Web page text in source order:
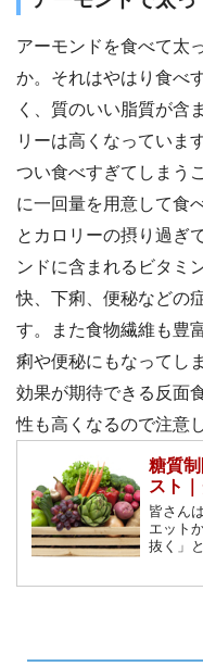
アーモンドを食べて太
か。それはやはり食べ
く、質のいい脂質が含
リーは高くなっていま
つい食べすぎてしまう
に一回量を用意して食
とカロリーの摂り過ぎ
ンドに含まれるビタミ
快、下痢、便秘などの
す。また食物繊維も豊
痢や便秘にもなってし
効果が期待できる反面
性も高くなるので注意
糖質
スト
皆さん
エット
抜く」